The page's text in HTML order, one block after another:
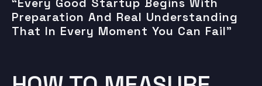
Preparation And Real Understanding
That In Every Moment You Can Fail”